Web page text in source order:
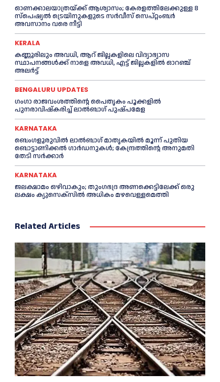
ഓണക്കാലയാത്രയ്ക്ക് ആശ്വാസം; കേരളത്തിലേക്കുള്ള 8
സ്പെഷ്യൽ ട്രെയിനുകളുടെ സർവീസ് സെപ്റ്റംബർ
അവസാനം വരെ നീട്ടി
KERALA
കണ്ണൂരിലും അവധി, ആറ് ജില്ലകളിലെ വിദ്യാഭ്യാസ
സ്ഥാപനങ്ങൾക്ക് നാളെ അവധി, എട്ട് ജില്ലകളിൽ ഓറഞ്ച്
അലർട്ട്
BENGALURU UPDATES
ഗംഗാ രാജവംശത്തിന്റെ പൈതൃകം പൂക്കളിൽ
പുനരാവിഷ്‌കരിച്ച് ലാൽബാഗ് പുഷ്പമേള
KARNATAKA
ബെംഗളൂരുവിൽ ലാൽബാഗ് മാതൃകയിൽ മൂന്ന് പുതിയ
ബൊട്ടാണിക്കൽ ഗാർഡനുകൾ; കേന്ദ്രത്തിന്റെ അനുമതി
തേടി സർക്കാർ
KARNATAKA
ജലക്ഷാമം ഒഴിവാകും; തുംഗഭദ്ര അണക്കെട്ടിലേക്ക് ഒരു
ലക്ഷം ക്യുസെക്സില്‍ അധികം മഴവെള്ളമെത്തി
Related Articles